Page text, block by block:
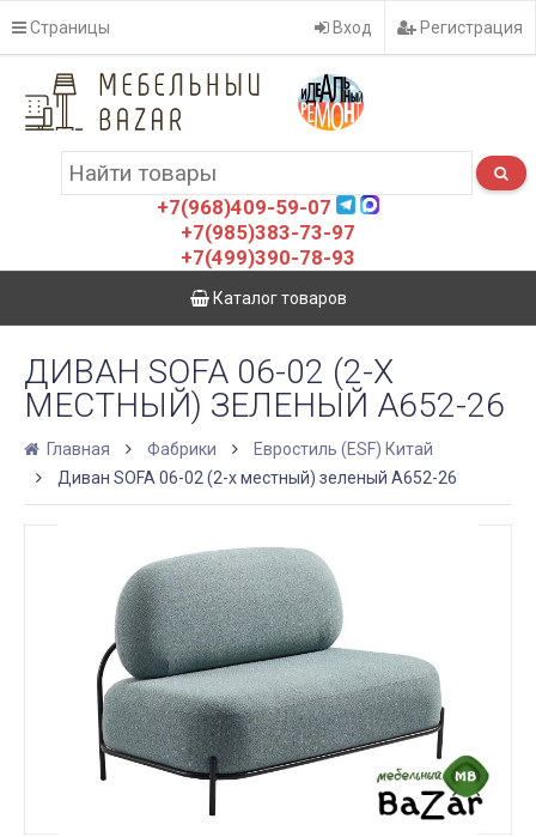
Страницы Вход Регистрация
+7(968)409-59-07
+7(985)383-73-97
+7(499)390-78-93
Каталог товаров
ДИВАН SOFA 06-02 (2-Х
МЕСТНЫЙ) ЗЕЛЕНЫЙ A652-26
Главная Фабрики
Евростиль (ESF) Китай
Диван SOFA 06-02 (2-х местный) зеленый A652-26